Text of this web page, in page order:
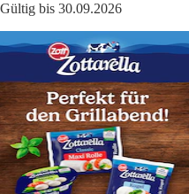
Gültig bis 30.09.2026